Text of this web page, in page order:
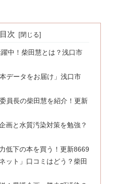
目次
中！柴田慧とは？浅口市
データをお届け」浅口市
員長の柴田慧を紹介！更新
画と水質汚染対策を勉強？
低下の本を買う！更新8669
ット」口コミはどう？柴田